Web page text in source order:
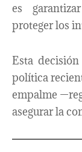
es
proteger los
Esta
política
empalme
asegurar la